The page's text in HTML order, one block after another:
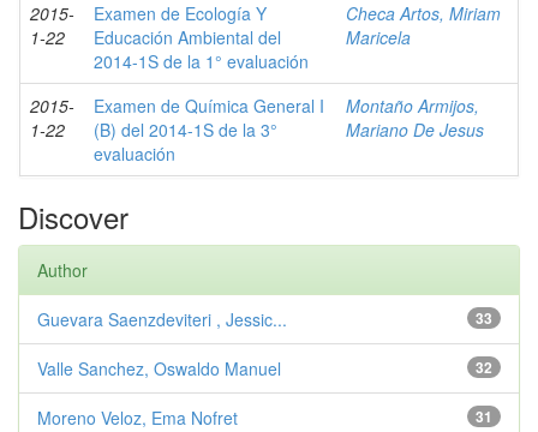
2015-
1-22
Examen de Ecología Y
Educación Ambiental del
2014-1S de la 1° evaluación
Checa Artos, Miriam
Maricela
2015-
1-22
Examen de Química General I
(B) del 2014-1S de la 3°
evaluación
Montaño Armijos,
Mariano De Jesus
Discover
Author
33
Guevara Saenzdeviteri , Jessic...
32
Valle Sanchez, Oswaldo Manuel
31
Moreno Veloz, Ema Nofret